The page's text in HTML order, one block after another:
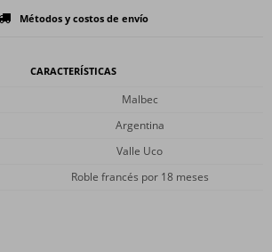
Métodos y costos de envío
CARACTERÍSTICAS
Malbec
Argentina
Valle Uco
Roble francés por 18 meses